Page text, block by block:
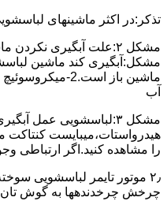
ﺗﺬﮐﺮ:در اﮐﺜﺮ ماشینهای
مشکل ۲:علت آبگیری
آب
را ﻣﺸﺎﻫﺪه کنید.اﮔﺮ ارﺗﺒﺎطی
ﭼﺮﺧﺶ چرخدندهها به گوش تان